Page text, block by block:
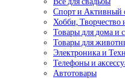
Спорт и Активный
Хобби, Творчество
Товары для дома и
Товары для
Электроника и
Телефоны и
Автотовары